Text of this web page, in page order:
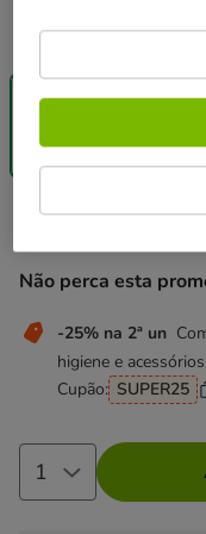
Formato:750 g
-25% na 2ª
un.
Não perca esta
-25% na 2ª un
higiene e
Cupão: SUPER25
Preço 8.99€, 11.99
8.99€